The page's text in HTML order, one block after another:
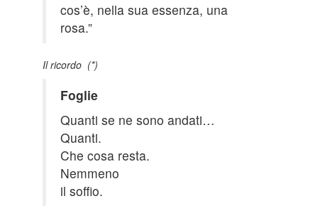
cos’è, nella sua essenza, una
rosa.”
Il ricordo (*)
Foglie
Quanti se ne sono andati…
Quanti.
Che cosa resta.
Nemmeno
il soffio.